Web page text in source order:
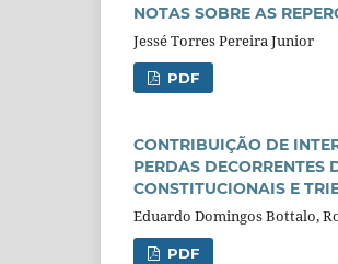
NOTAS SOBRE AS
Jessé Torres Pereira Junior
PDF
CONTRIBUIÇÃO DE
PERDAS
CONSTITUCIONAIS E
Eduardo Domingos Bottalo,
PDF